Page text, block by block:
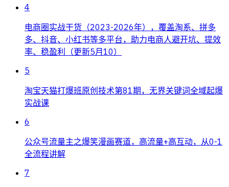
4
电商圈实战干货（2023-2026年），覆盖淘系、拼多
多、抖音、小红书等多平台，助力电商人避开坑、提效
率、稳盈利（更新5月10）
5
淘宝天猫打爆班原创技术第81期，无界关键词全域起爆
实战课
6
公众号流量主之爆笑漫画赛道，高流量+高互动，从0-1
全流程讲解
7